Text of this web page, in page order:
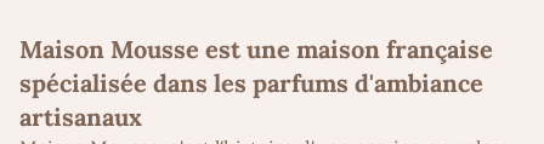
Maison Mousse est une maison française
spécialisée dans les parfums d'ambiance
artisanaux